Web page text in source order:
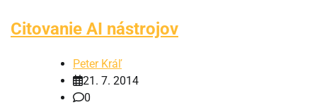
Citovanie AI nástrojov
Peter Kráľ
21. 7. 2014
0